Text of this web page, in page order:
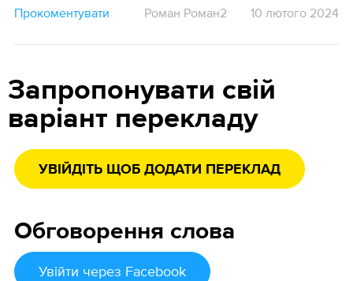
Прокоментувати Роман Роман2 10 лютого 2024
Запропонувати свій
варіант перекладу
УВІЙДІТЬ ЩОБ ДОДАТИ ПЕРЕКЛАД
Обговорення слова
Увійти через Facebook